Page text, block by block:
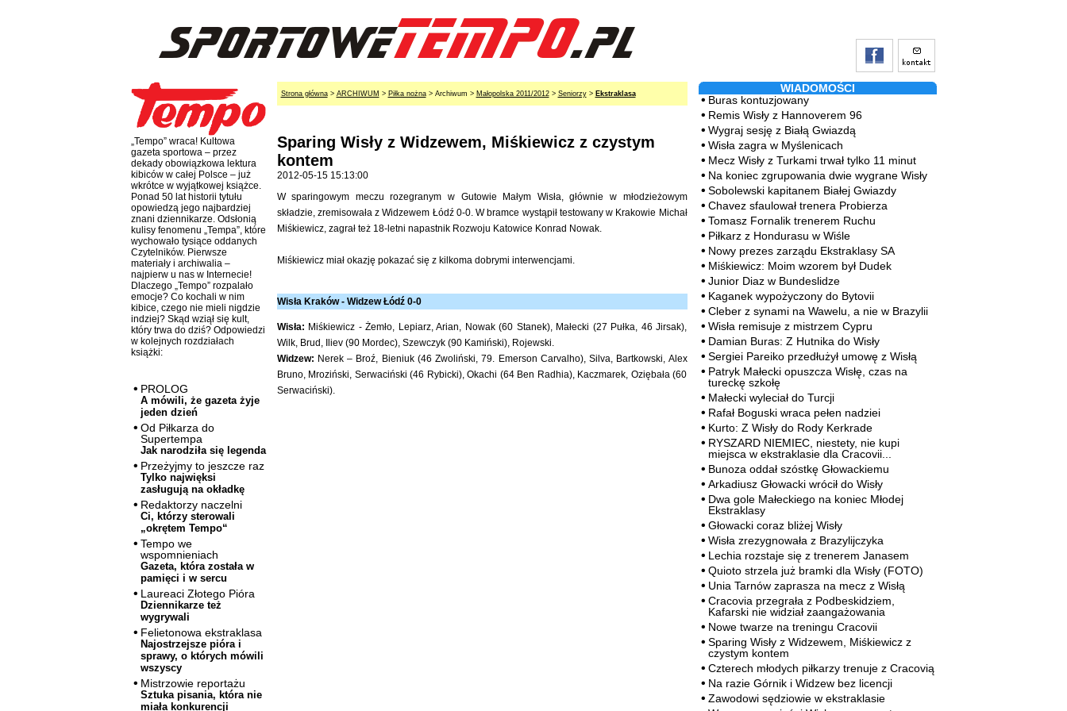
„Tempo” wraca! Kultowa
gazeta sportowa – przez
dekady obowiązkowa lektura
kibiców w całej Polsce – już
wkrótce w wyjątkowej książce.
Ponad 50 lat historii tytułu
opowiedzą jego najbardziej
znani dziennikarze. Odsłonią
kulisy fenomenu „Tempa”, które
wychowało tysiące oddanych
Czytelników. Pierwsze
materiały i archiwalia –
najpierw u nas w Internecie!
Dlaczego „Tempo” rozpalało
emocje? Co kochali w nim
kibice, czego nie mieli nigdzie
indziej? Skąd wziął się kult,
który trwa do dziś? Odpowiedzi
w kolejnych rozdziałach
książki:
PROLOG
A mówili, że gazeta żyje
jeden dzień
Od Piłkarza do
Supertempa
Jak narodziła się legenda
Przeżyjmy to jeszcze raz
Tylko najwięksi
zasługują na okładkę
Redaktorzy naczelni
Ci, którzy sterowali
„okrętem Tempo“
Tempo we
wspomnieniach
Gazeta, która została w
pamięci i w sercu
Laureaci Złotego Pióra
Dziennikarze też
wygrywali
Felietonowa ekstraklasa
Najostrzejsze pióra i
sprawy, o których mówili
wszyscy
Mistrzowie reportażu
Sztuka pisania, która nie
miała konkurencji
Strona główna> ARCHIWUM > Piłka nożna> Archiwum > Małopolska 2011/2012> Seniorzy> Ekstraklasa
Sparing Wisły z Widzewem, Miśkiewicz z czystym
kontem
2012-05-15 15:13:00
W sparingowym meczu rozegranym w Gutowie Małym Wisła, głównie w młodzieżowym
składzie, zremisowała z Widzewem Łódź 0-0. W bramce wystąpił testowany w Krakowie Michał
Miśkiewicz, zagrał też 18-letni napastnik Rozwoju Katowice Konrad Nowak.
Miśkiewicz miał okazję pokazać się z kilkoma dobrymi interwencjami.
Wisła Kraków - Widzew Łódź 0-0
Wisła: Miśkiewicz - Żemło, Lepiarz, Arian, Nowak (60 Stanek), Małecki (27 Pułka, 46 Jirsak),
Wilk, Brud, Iliev (90 Mordec), Szewczyk (90 Kamiński), Rojewski.
Widzew: Nerek – Broź, Bieniuk (46 Zwoliński, 79. Emerson Carvalho), Silva, Bartkowski, Alex
Bruno, Mroziński, Serwaciński (46 Rybicki), Okachi (64 Ben Radhia), Kaczmarek, Oziębała (60
Serwaciński).
WIADOMOŚCI
Buras kontuzjowany
Remis Wisły z Hannoverem 96
Wygraj sesję z Białą Gwiazdą
Wisła zagra w Myślenicach
Mecz Wisły z Turkami trwał tylko 11 minut
Na koniec zgrupowania dwie wygrane Wisły
Sobolewski kapitanem Białej Gwiazdy
Chavez sfaulował trenera Probierza
Tomasz Fornalik trenerem Ruchu
Piłkarz z Hondurasu w Wiśle
Nowy prezes zarządu Ekstraklasy SA
Miśkiewicz: Moim wzorem był Dudek
Junior Diaz w Bundeslidze
Kaganek wypożyczony do Bytovii
Cleber z synami na Wawelu, a nie w Brazylii
Wisła remisuje z mistrzem Cypru
Damian Buras: Z Hutnika do Wisły
Sergiei Pareiko przedłużył umowę z Wisłą
Patryk Małecki opuszcza Wisłę, czas na
tureckę szkołę
Małecki wyleciał do Turcji
Rafał Boguski wraca pełen nadziei
Kurto: Z Wisły do Rody Kerkrade
RYSZARD NIEMIEC, niestety, nie kupi
miejsca w ekstraklasie dla Cracovii...
Bunoza oddał szóstkę Głowackiemu
Arkadiusz Głowacki wrócił do Wisły
Dwa gole Małeckiego na koniec Młodej
Ekstraklasy
Głowacki coraz bliżej Wisły
Wisła zrezygnowała z Brazylijczyka
Lechia rozstaje się z trenerem Janasem
Quioto strzela już bramki dla Wisły (FOTO)
Unia Tarnów zaprasza na mecz z Wisłą
Cracovia przegrała z Podbeskidziem,
Kafarski nie widział zaangażowania
Nowe twarze na treningu Cracovii
Sparing Wisły z Widzewem, Miśkiewicz z
czystym kontem
Czterech młodych piłkarzy trenuje z Cracovią
Na razie Górnik i Widzew bez licencji
Zawodowi sędziowie w ekstraklasie